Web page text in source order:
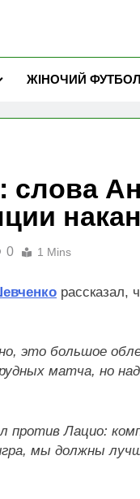
ЖІНОЧИЙ ФУТБОЛ
слова
0 1 Mins
рассказал,
это большое
матча, но
Лацио:
мы должны